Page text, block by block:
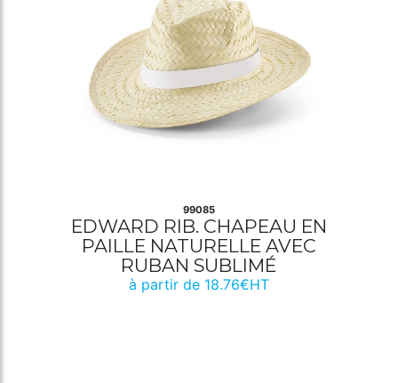
99085
EDWARD RIB. CHAPEAU EN
PAILLE NATURELLE AVEC
RUBAN SUBLIMÉ
à partir de 18.76€HT